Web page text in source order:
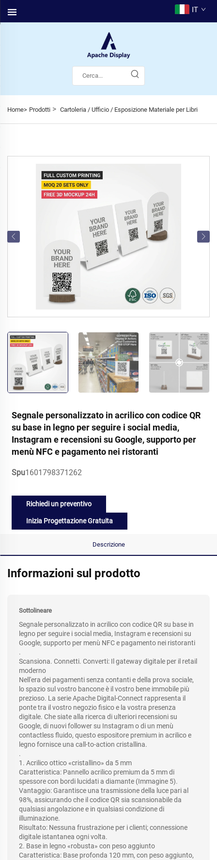
IT
Home> Prodotti > Cartoleria / Ufficio / Esposizione Materiale per Libri
Segnale personalizzato in acrilico con codice QR
su base in legno per seguire i social media,
Instagram e recensioni su Google, supporto per
menù NFC e pagamento nei ristoranti
Spu1601798371262
Richiedi un preventivo
Inizia Progettazione Gratuita
Descrizione
Informazioni sul prodotto
Sottolineare
Segnale personalizzato in acrilico con codice QR su base in
legno per seguire i social media, Instagram e recensioni su
Google, supporto per menù NFC e pagamento nei ristoranti
.
Scansiona. Connetti. Converti: Il gateway digitale per il retail
moderno
Nell'era dei pagamenti senza contanti e della prova sociale,
lo spazio sul vostro bancone è il vostro bene immobile più
prezioso. La serie Apache Digital-Connect rappresenta il
ponte tra il vostro negozio fisico e la vostra presenza
digitale. Che siate alla ricerca di ulteriori recensioni su
Google, di nuovi follower su Instagram o di un menù
contactless fluido, questo espositore premium in acrilico e
legno fornisce una call-to-action cristallina.
.
1. Acrilico ottico «cristallino» da 5 mm
Caratteristica: Pannello acrilico premium da 5 mm di
spessore con bordi lucidati a diamante (Immagine 5).
Vantaggio: Garantisce una trasmissione della luce pari al
98%, assicurando che il codice QR sia scansionabile da
qualsiasi angolazione e in qualsiasi condizione di
illuminazione.
Risultato: Nessuna frustrazione per i clienti; connessione
digitale istantanea ogni volta.
2. Base in legno «robusta» con peso aggiunto
Caratteristica: Base profonda 120 mm, con peso aggiunto,